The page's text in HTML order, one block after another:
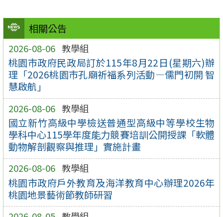
相關公告
2026-08-06 教學組
桃園市政府民政局訂於115年8月22日(星期六)辦
理「2026桃園市孔廟祈福系列活動—儒門初開 智
慧啟航」
2026-08-06 教學組
國立新竹高級中學檢送普通型高級中等學校生物
學科中心115學年度能力競賽培訓公開授課「軟體
動物解剖觀察與推理」實施計畫
2026-08-06 教學組
桃園市政府戶外教育及海洋教育中心辦理2026年
桃園地景藝術節教師研習